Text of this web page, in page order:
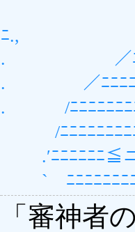
／ﾆ ﾑ ＿
ﾆ.,
. ／ﾆﾆﾆﾆ.
. ／ﾆﾆﾆﾆ
. /ﾆﾆﾆﾆﾆﾆ
/ﾆﾆﾆﾆﾆﾆﾆﾆﾆ./
.′ﾆﾆﾆﾆﾆﾆ≦
` ﾆﾆﾆﾆﾆﾆﾆ
「審神者